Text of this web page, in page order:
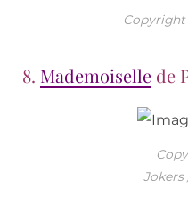
8. Mademoiselle de
Jokers